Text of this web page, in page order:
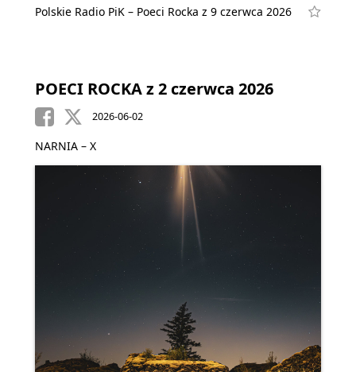
Polskie Radio PiK – Poeci Rocka z 9 czerwca 2026
POECI ROCKA z 2 czerwca 2026
2026-06-02
NARNIA – X